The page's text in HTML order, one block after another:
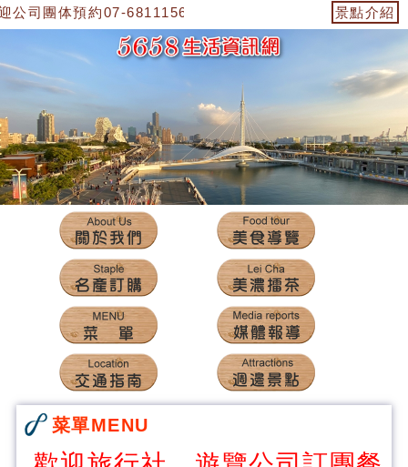
團体預約07-6811156古老客家菜，0952-382-567劉先生
景點介紹
菜單MENU